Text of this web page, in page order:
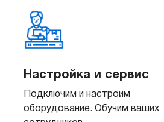
Настройка и сервис
Подключим и настроим
оборудование. Обучим ваших